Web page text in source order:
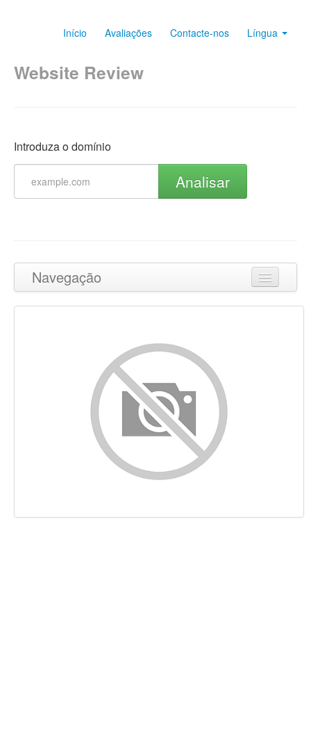
Início Avaliações Contacte-nos Língua
Website Review
Introduza o domínio
Analisar
Navegação
Ir para o topo
Palavras-chave
Usabilidade
Documento
Dispositivos Móveis